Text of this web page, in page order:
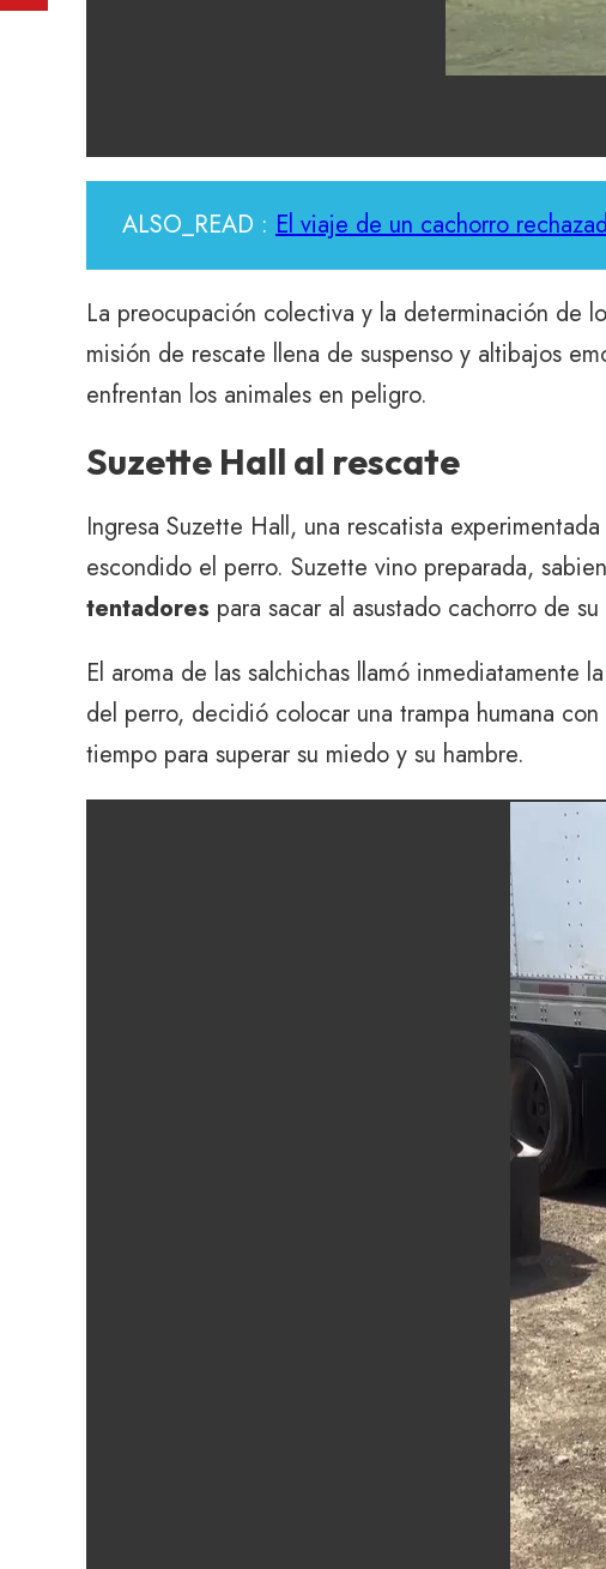
ALSO_READ : El viaje de un cachorro
La preocupación colectiva y la determinación de
misión de rescate llena de suspenso y altibajos
enfrentan los animales en peligro.
Suzette Hall al rescate
Ingresa Suzette Hall, una rescatista
escondido el perro. Suzette vino preparada,
tentadores para sacar al asustado cachorro de
El aroma de las salchichas llamó
del perro, decidió colocar una trampa humana
tiempo para superar su miedo y su hambre.